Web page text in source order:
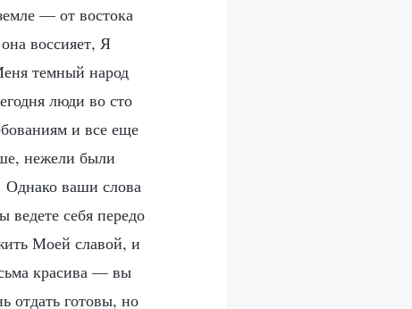
— от востока
воссияет, Я
темный народ
люди во сто
и все еще
нежели были
Однако ваши слова
себя передо
Моей славой, и
красива — вы
отдать готовы, но